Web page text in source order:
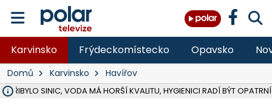
Karvinsko Frýdeckomístecko Opavsko
Domů Karvinsko Havířov
PŘIBYLO SINIC, VODA MÁ HORŠÍ KVALITU, HYGIENICI RADÍ BÝT OPATRNÍ